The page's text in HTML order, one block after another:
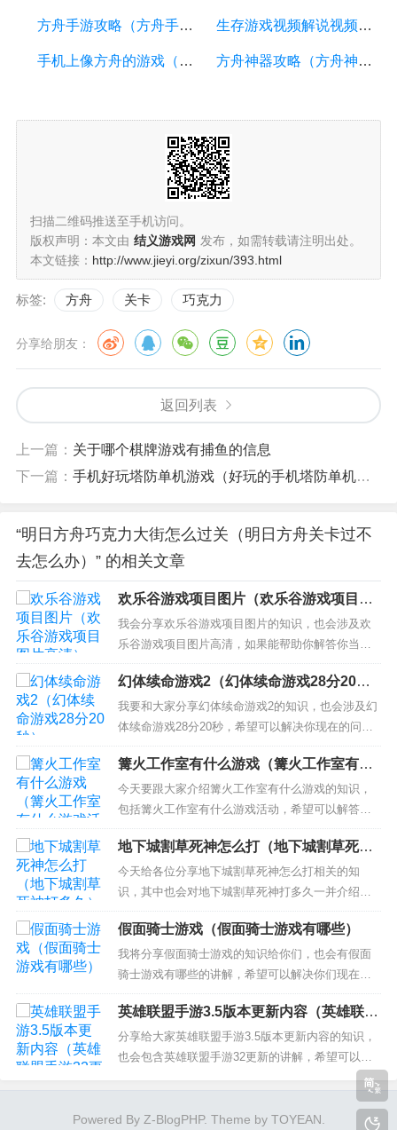
方舟手游攻略（方舟手游攻略新手入门） 生存游戏视频解说视频（我想看生存游戏）
手机上像方舟的游戏（方舟类手机游戏） 方舟神器攻略（方舟神器在哪儿）
扫描二维码推送至手机访问。
版权声明：本文由 结义游戏网 发布，如需转载请注明出处。
本文链接： http://www.jieyi.org/zixun/393.html
标签: 方舟 关卡 巧克力
分享给朋友：
返回列表
上一篇： 关于哪个棋牌游戏有捕鱼的信息
下一篇： 手机好玩塔防单机游戏（好玩的手机塔防单机游戏）
“明日方舟巧克力大街怎么过关（明日方舟关卡过不
去怎么办）” 的相关文章
欢乐谷游戏项目图片（欢乐谷游戏项目图
片高清）
我会分享欢乐谷游戏项目图片的知识，也会涉及欢
乐谷游戏项目图片高清，如果能帮助你解答你当下
的问题，别忘记关注我们吧！ 本文目录一览： 1、
深圳欢乐谷有什么游戏项目？？？ 2、北京欢乐谷的
必玩项目有哪些？ 3、深圳欢乐谷所有游戏设施是哪
些？ 4、欢乐谷有哪些游乐设施 5、深圳欢乐谷夜
场...
幻体续命游戏2（幻体续命游戏28分20
秒）
我要和大家分享幻体续命游戏2的知识，也会涉及幻
体续命游戏28分20秒，希望可以解决你现在的问
题！ 本文目录一览： 1、有个电影换年轻人的器官
给老人叫什么 2、幻体续命游戏结局 3、《幻体：续
命游戏》免费在线观看完整版高清，求百度网盘资
源 有个电影换年轻人的器官给老人叫什么 有个电影
换年轻...
篝火工作室有什么游戏（篝火工作室有什
么游戏活动）
今天要跟大家介绍篝火工作室有什么游戏的知识，
包括篝火工作室有什么游戏活动，希望可以解答大
家现在的问题！本文目录一览： 1、篝火晚会游戏有
哪些 2、适合篝火晚会的游戏有哪些 3、适合篝火晚
会上玩的一些游戏有哪些？ 篝火晚会游戏有哪些 导
语：篝火晚会是草原人民一种传统的欢庆形式，傍
晚，...
地下城割草死神怎么打（地下城割草死神
打多久）
今天给各位分享地下城割草死神怎么打相关的知
识，其中也会对地下城割草死神打多久一并介绍，
如果能碰巧解决你现在面临的问题，别忘了关注本
站，现在开始吧！ 本文目录一览： 1、抖音地下城
割草30分boss怎么过 2、地下城割草六芒星能打死
死神吗 3、割草大联盟死神会死吗 4、地下城割草攻
死神在哪...
假面骑士游戏（假面骑士游戏有哪些）
我将分享假面骑士游戏的知识给你们，也会有假面
骑士游戏有哪些的讲解，希望可以解决你们现在的
问题！ 本文目录一览： 1、假面骑士游戏有哪些
2、steam假面骑士游戏有哪些 3、假面骑士游戏swi
tch出了几个 4、假面骑士游戏下载怎么才 5、假面
骑士有哪些好玩的手游？ 假面骑士游戏有...
英雄联盟手游3.5版本更新内容（英雄联盟
手游32更新）
分享给大家英雄联盟手游3.5版本更新内容的知识，
也会包含英雄联盟手游32更新的讲解，希望可以帮
助大家解决现在的问题！ 本文目录一览： 1、英雄
联盟手游3.4版本更新内容 2、3.5版本英雄联盟手游
魄罗宝箱更新了么 3、lol手游蓝色晶体刷新20次有
Powered By Z-BlogPHP. Theme by TOYEAN